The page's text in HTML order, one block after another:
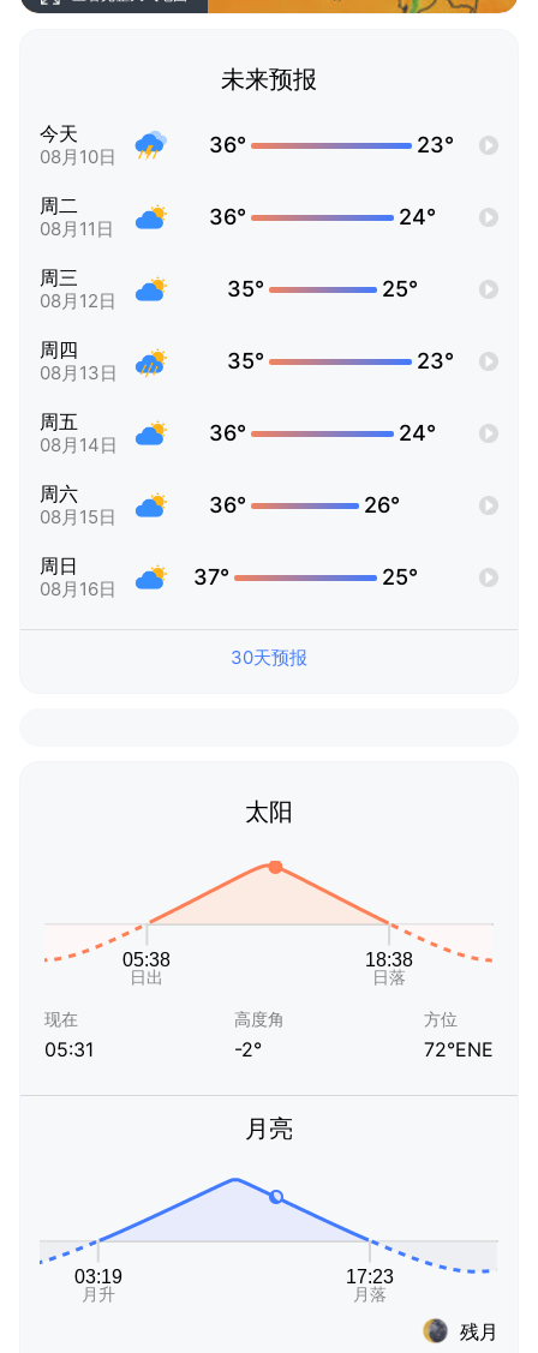
未来预报
今天
08月10日 36° 23°
周二
08月11日 36° 24°
周三
08月12日 35° 25°
周四
08月13日 35° 23°
周五
08月14日 36° 24°
周六
08月15日 36° 26°
周日
08月16日 37° 25°
30天预报
太阳
现在
05:31
高度角
-2°
方位
72°ENE
月亮
残月